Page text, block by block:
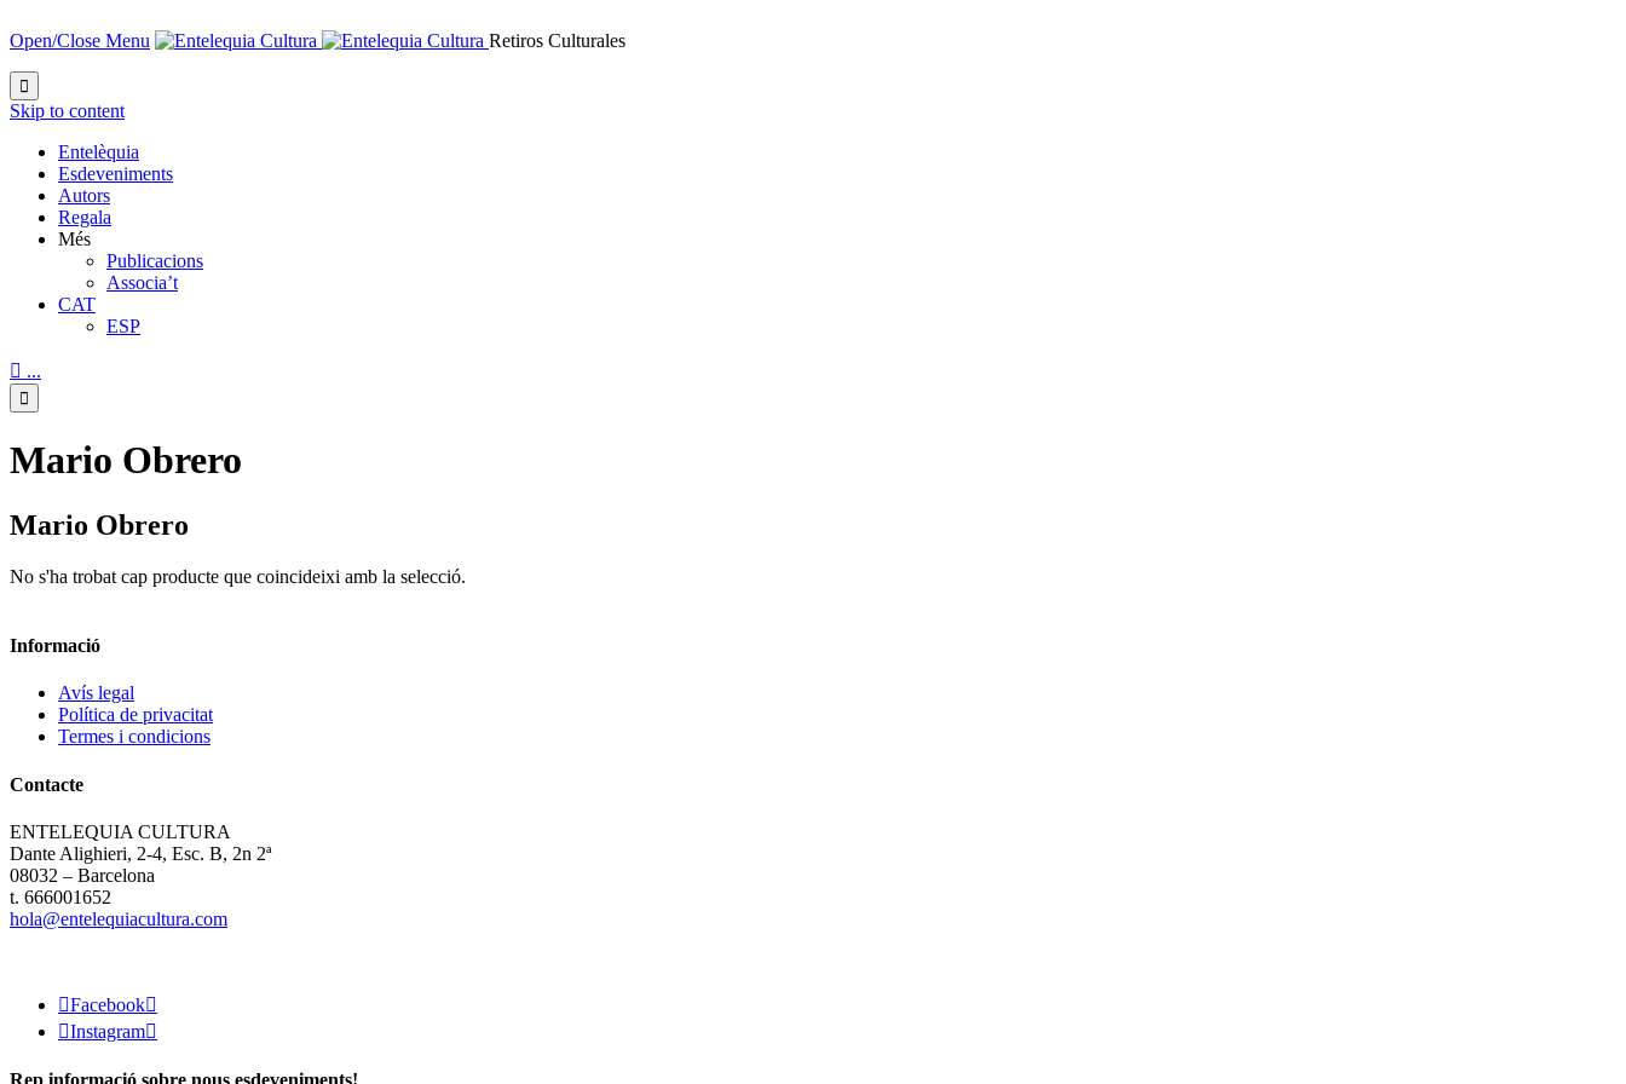
Open/Close Menu Retiros Culturales

Skip to content
Entelèquia
Esdeveniments
Autors
Regala
Més
Publicacions
Associa’t
CAT
ESP
 ...

Mario Obrero
Mario Obrero
No s'ha trobat cap producte que coincideixi amb la selecció.
Informació
Avís legal
Política de privacitat
Termes i condicions
Contacte
ENTELEQUIA CULTURA
Dante Alighieri, 2-4, Esc. B, 2n 2ª
08032 – Barcelona
t. 666001652
hola@entelequiacultura.com
Facebook
Instagram